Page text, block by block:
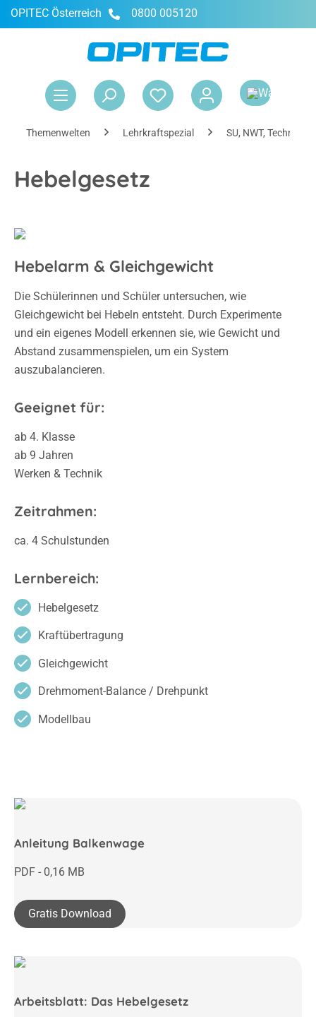
springen
OPITEC Österreich 0800 005120
Themenwelten Lehrkraftspezial SU, NWT, Technik &
Hebelgesetz
Hebelarm & Gleichgewicht
Die Schülerinnen und Schüler untersuchen, wie
Gleichgewicht bei Hebeln entsteht. Durch Experimente
und ein eigenes Modell erkennen sie, wie Gewicht und
Abstand zusammenspielen, um ein System
auszubalancieren.
Geeignet für:
ab 4. Klasse
ab 9 Jahren
Werken & Technik
Zeitrahmen:
ca. 4 Schulstunden
Lernbereich:
Hebelgesetz
Kraftübertragung
Gleichgewicht
Drehmoment-Balance / Drehpunkt
Modellbau
Anleitung Balkenwage
PDF - 0,16 MB
Gratis Download
Arbeitsblatt: Das Hebelgesetz